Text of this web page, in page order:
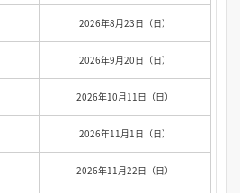
2026年8月23日（日）
2026年9月20日（日）
2026年10月11日（日）
2026年11月1日（日）
2026年11月22日（日）